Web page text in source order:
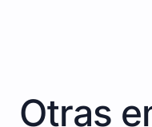
Otras